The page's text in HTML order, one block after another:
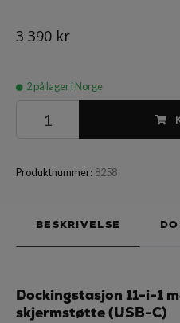
3 390 kr
2på lager i Norge
Produktnummer: 8258
BESKRIVELSE
Dockingstasjon 11-i-1
skjermstøtte (USB-C)